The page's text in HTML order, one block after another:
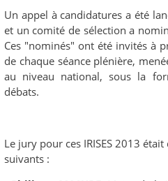
Un appel à candidatures a été
et un comité de sélection a
Ces "nominés" ont été invités à
de chaque séance plénière,
au niveau national, sous la
débats.
Le jury pour ces IRISES 2013
suivants :